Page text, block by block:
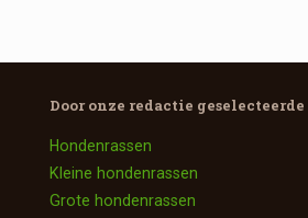
Door onze redactie geselecteerde
Hondenrassen
Kleine hondenrassen
Grote hondenrassen